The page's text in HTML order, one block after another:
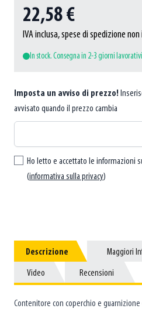
22,58 €
IVA inclusa, spese di spedizione non
In stock. Consegna in 2-3 giorni lavorativi
Imposta un avviso di prezzo!
avvisato quando il prezzo cambia
Ho letto e accettato le informazioni
(informativa sulla privacy)
Descrizione
Descrizione Maggiori
Maggiori
Video
Video Recensioni
Recensioni
Contenitore con coperchio e guarnizione